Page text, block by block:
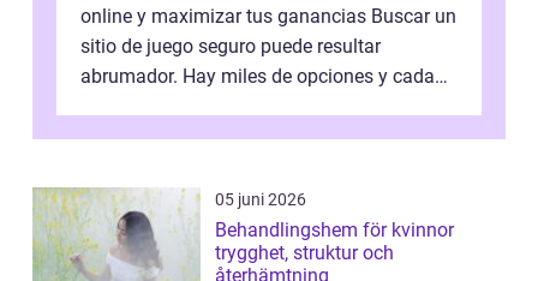
online y maximizar tus ganancias Buscar un
sitio de juego seguro puede resultar
abrumador. Hay miles de opciones y cada
05 juni 2026
Behandlingshem för kvinnor
trygghet, struktur och
återhämtning